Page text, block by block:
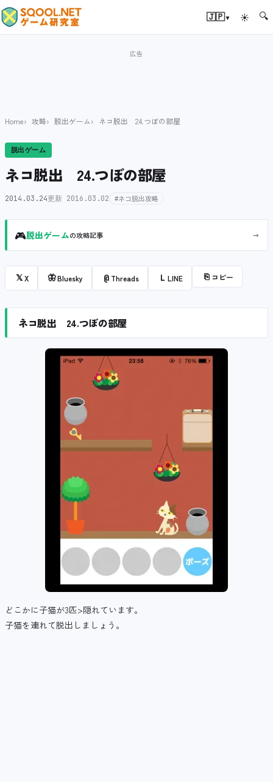
🇯🇵▾ ☀ 🔍
Home 攻略 脱出ゲーム ネコ脱出 24.つぼの部屋
脱出ゲーム
ネコ脱出 24.つぼの部屋
2014.03.24更新 2016.03.02 #ネコ脱出攻略
🎮脱出ゲームの攻略記事 →
𝕏X 🦋Bluesky @ Threads L LINE ⎘ コピー
ネコ脱出 24.つぼの部屋
どこかに子猫が3匹>隠れています。
子猫を連れて脱出しましょう。